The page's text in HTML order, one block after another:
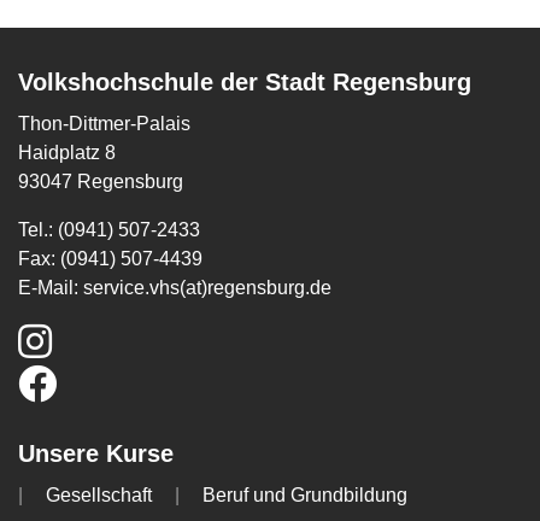
Volkshochschule der Stadt Regensburg
Thon-Dittmer-Palais
Haidplatz 8
93047 Regensburg
Tel.: (0941) 507-2433
Fax: (0941) 507-4439
E-Mail: service.vhs(at)regensburg.de
Unsere Kurse
Gesellschaft
Beruf und Grundbildung